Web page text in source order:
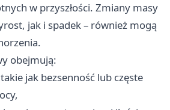
w przyszłości. Zmiany masy
jak i spadek – również mogą
obejmują:
jak bezsenność lub częste